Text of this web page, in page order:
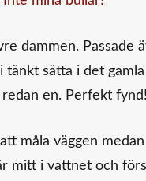
dammen. Passade
sätta i det
en. Perfekt fynd!
måla väggen
mitt i vattnet och